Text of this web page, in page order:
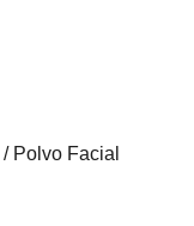
/ Polvo Facial